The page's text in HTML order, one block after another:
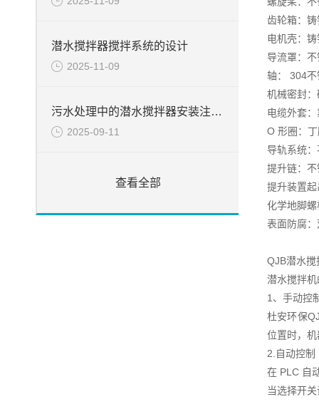
潜水搅拌器搅拌系统的设计
2025-11-09
污水处理中的潜水搅拌器安装注意事项
2025-09-11
查看全部
齿轮箱：
电机壳：
导流罩：
轴： 304不
机械密封
电缆外套
O 形圈：
导轨系统
提升链：
提升装置
化学地脚
表面防腐
QJB潜水
潜水搅拌
1、手动控
杜安环保
位置时，
2.自动控制
在 PLC 自
当选择开